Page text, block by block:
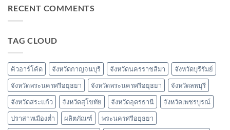
วัด
เกิด
เจดีย์
หลวง
RECENT COMMENTS
TAG CLOUD
คิวอาร์โค้ด จังหวัดกาญจนบุรี จังหวัดนครราชสีมา
จังหวัดบุรีรัมย์
จังหวัดพระนครศรีอยุธยา
จังหวัดพระนครศรีอยุธยา
จังหวัดลพบุรี
จังหวัดสระแก้ว
จังหวัดสุโขทัย จังหวัดอุดรธานี
จังหวัดเพชรบูรณ์
ปราสาทเมืองต่ำ
ผลิตภัณฑ์
พระนครศรีอยุธยา